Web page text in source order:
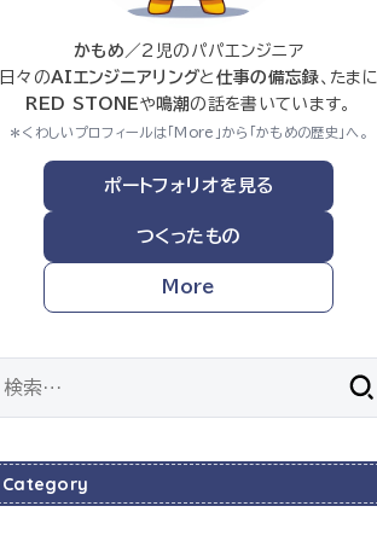
かもめ ／2児のパパエンジニア
日々のAIエンジニアリングと 仕事の備忘録、たまに
RED STONEや 鳴潮 の話を書いています。
＊くわしいプロフィールは「More」から「かもめの歴史」へ。
ポートフォリオを見る
つくったもの
More
Category